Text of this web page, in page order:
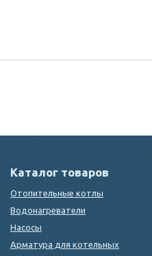
Каталог товаров
Отопительные котлы
Водонагреватели
Насосы
Арматура для котельных